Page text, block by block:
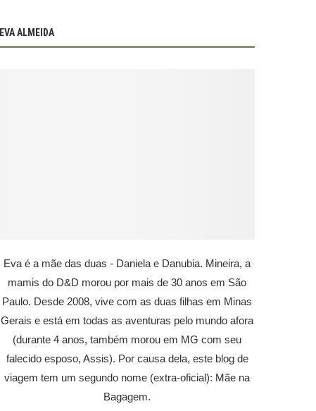
EVA ALMEIDA
Eva é a mãe das duas - Daniela e Danubia. Mineira, a
mamis do D&D morou por mais de 30 anos em São
Paulo. Desde 2008, vive com as duas filhas em Minas
Gerais e está em todas as aventuras pelo mundo afora
(durante 4 anos, também morou em MG com seu
falecido esposo, Assis). Por causa dela, este blog de
viagem tem um segundo nome (extra-oficial): Mãe na
Bagagem.